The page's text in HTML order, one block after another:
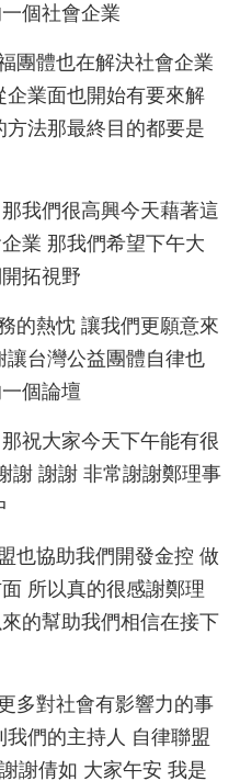
個社會企業
團體也在解決社會企業
業面也開始有要來解
法那最終目的都要是
我們很高興今天藉著這
業 那我們希望下午大
拓視野
的熱忱 讓我們更願意來
台灣公益團體自律也
個論壇
祝大家今天下午能有很
謝 謝謝 非常謝謝鄭理事
也協助我們開發金控 做
所以真的很感謝鄭理
的幫助我們相信在接下
多對社會有影響力的事
們的主持人 自律聯盟
謝倩如 大家午安 我是